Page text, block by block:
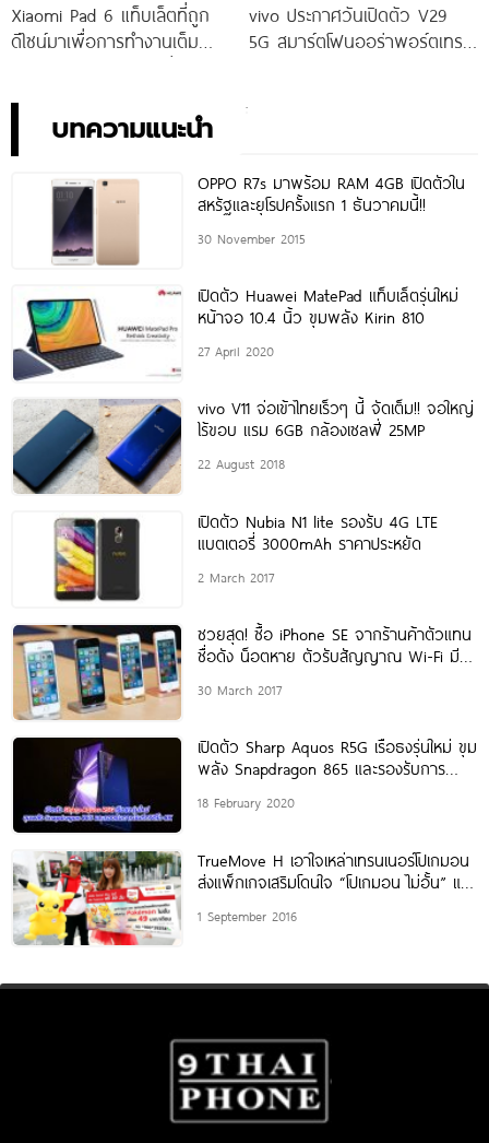
Xiaomi Pad 6 แท็บเล็ตที่ถูก
ดีไซน์มาเพื่อการทำงานเต็ม
vivo ประกาศวันเปิดตัว V29
5G สมาร์ตโฟนออร่าพอร์ตเทร
บทความแนะนำ
OPPO R7s มาพร้อม RAM 4GB เปิดตัวใน
สหรัฐและยุโรปครั้งแรก 1 ธันวาคมนี้!!
30 November 2015
เปิดตัว Huawei MatePad แท็บเล็ตรุ่นใหม่
หน้าจอ 10.4 นิ้ว ขุมพลัง Kirin 810
27 April 2020
vivo V11 จ่อเข้าไทยเร็วๆ นี้ จัดเต็ม!! จอใหญ่
ไร้ขอบ แรม 6GB กล้องเซลฟี่ 25MP
22 August 2018
เปิดตัว Nubia N1 lite รองรับ 4G LTE
แบตเตอรี่ 3000mAh ราคาประหยัด
2 March 2017
ซวยสุด! ซื้อ iPhone SE จากร้านค้าตัวแทน
ชื่อดัง น็อตหาย ตัวรับสัญญาณ Wi-Fi มี
30 March 2017
เปิดตัว Sharp Aquos R5G เรือธงรุ่นใหม่ ขุม
พลัง Snapdragon 865 และรองรับการ
18 February 2020
TrueMove H เอาใจเหล่าเทรนเนอร์โปเกมอน
ส่งแพ็กเกจเสริมโดนใจ “โปเกมอน ไม่อั้น” แค่
1 September 2016